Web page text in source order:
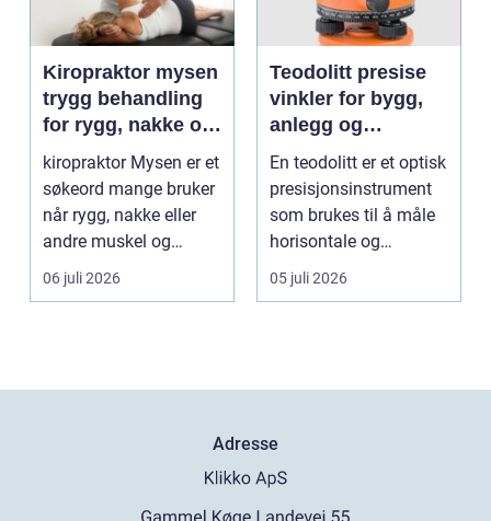
Kiropraktor mysen
trygg behandling
for rygg, nakke og
ledd
kiropraktor Mysen er et
søkeord mange bruker
når rygg, nakke eller
andre muskel og
leddplager begynn...
06 juli 2026
Teodolitt presise
vinkler for bygg,
anlegg og
kartlegging
En teodolitt er et optisk
presisjonsinstrument
som brukes til å måle
horisontale og
vertikale vinkle...
05 juli 2026
Adresse